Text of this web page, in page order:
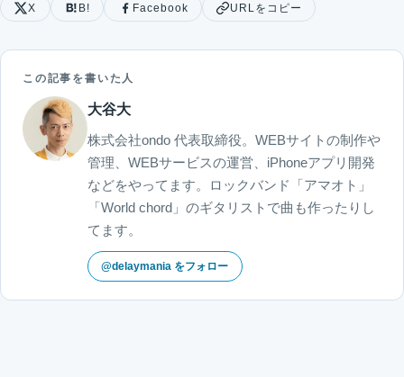
X B! Facebook URLをコピー
この記事を書いた人
大谷大
株式会社ondo 代表取締役。WEBサイトの制作や
管理、WEBサービスの運営、iPhoneアプリ開発
などをやってます。ロックバンド「アマオト」
「World chord」のギタリストで曲も作ったりし
てます。
@delaymania をフォロー